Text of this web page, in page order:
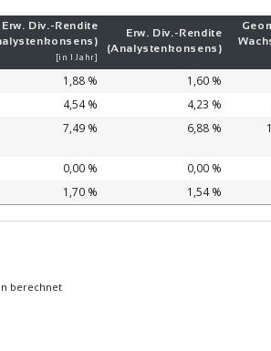
Erw. Div.- Ren­di­te
[in 1 Jahr]
Erw. Div.- Ren­di­te
(Analystenkonsens)
1,88 % 1,60 %
4,54 % 4,23 %
7,49 % 6,88 %
0,00 % 0,00 %
1,70 % 1,54 %
berechnet